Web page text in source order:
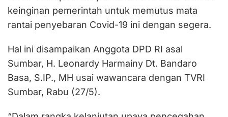
keinginan pemerintah untuk memutus mata
rantai penyebaran Covid-19 ini dengan segera.
Hal ini disampaikan Anggota DPD RI asal
Sumbar, H. Leonardy Harmainy Dt. Bandaro
Basa, S.IP., MH usai wawancara dengan TVRI
Sumbar, Rabu (27/5).